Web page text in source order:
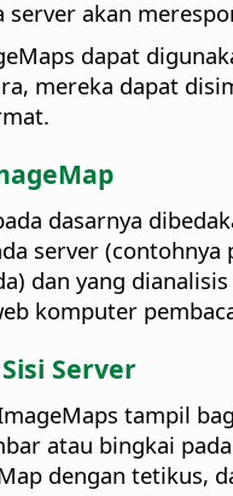
server akan
dapat
mereka dapat
dasarnya
server (contohnya
dan yang dianalisis
komputer
Server
tampil
atau bingkai
dengan tetikus,